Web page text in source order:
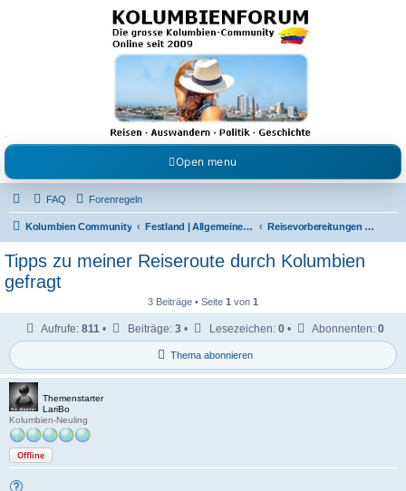
Kolumbienforum - Das
grosse Forum der
Freunde Kolumbiens
Reisen, Auswandern, Kultur, Politik, Geschichte und Visum in Kolumbien und Venezuela.
Austausch, Erfahrungen und Gemeinschaft im Kolumbienforum
Open menu
FAQ Forenregeln
Kolumbien Community Festland | Allgemeine Fragen Reisevorbereitungen & Reiseerfahrungen
Tipps zu meiner Reiseroute durch Kolumbien
gefragt
3 Beiträge • Seite 1 von 1
Thema abonnieren
Aufrufe: 811 • Beiträge: 3• Lesezeichen: 0• Abonnenten: 0
Themenstarter
LariBo
Kolumbien-Neuling
Offline